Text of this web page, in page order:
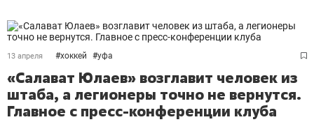
13 апреля #хоккей #уфа
«Салават Юлаев» возглавит человек из
штаба, а легионеры точно не вернутся.
Главное с пресс-конференции клуба